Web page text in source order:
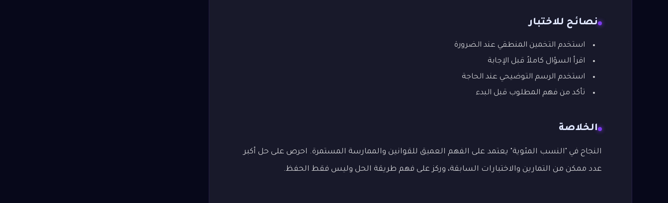
نصائح للاختبار
استخدم التخمين المنطقي عند الضرورة
اقرأ السؤال كاملاً قبل الإجابة
استخدم الرسم التوضيحي عند الحاجة
تأكد من فهم المطلوب قبل البدء
الخلاصة
النجاح في "النسب المئوية" يعتمد على الفهم العميق للقوانين والممارسة المستمرة. احرص على حل أكبر
عدد ممكن من التمارين والاختبارات السابقة، وركز على فهم طريقة الحل وليس فقط الحفظ.